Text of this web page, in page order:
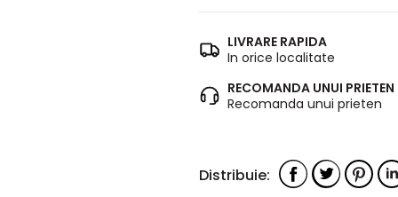
LIVRARE RAPIDA
In orice localitate
RECOMANDA UNUI PRIETEN
Recomanda unui prieten